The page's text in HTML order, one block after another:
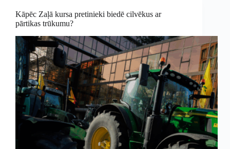
Kāpēc Zaļā kursa pretinieki biedē cilvēkus ar
pārtikas trūkumu?